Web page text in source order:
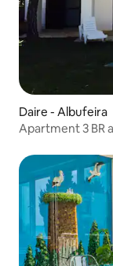
Daire - Albufeira
Apartment 3 BR